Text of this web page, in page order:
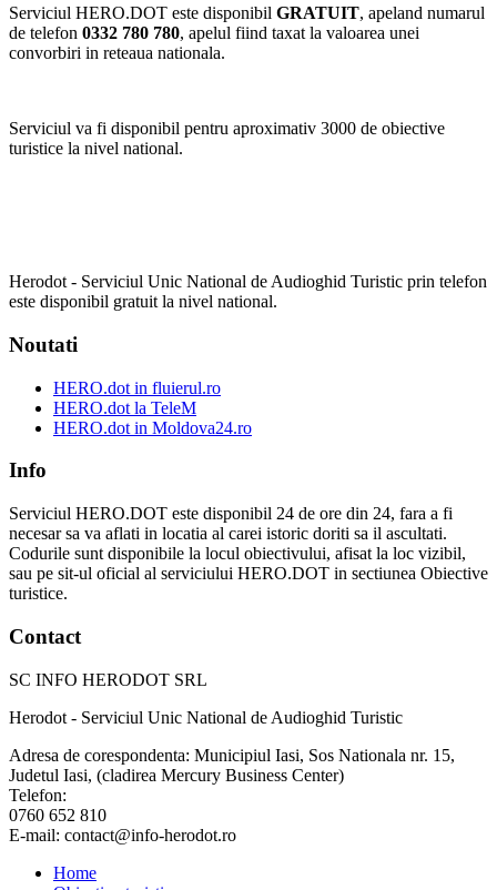
Serviciul HERO.DOT este disponibil GRATUIT, apeland numarul
de telefon 0332 780 780, apelul fiind taxat la valoarea unei
convorbiri in reteaua nationala.
Serviciul va fi disponibil pentru aproximativ 3000 de obiective
turistice la nivel national.
Herodot - Serviciul Unic National de Audioghid Turistic prin telefon
este disponibil gratuit la nivel national.
Noutati
HERO.dot in fluierul.ro
HERO.dot la TeleM
HERO.dot in Moldova24.ro
Info
Serviciul HERO.DOT este disponibil 24 de ore din 24, fara a fi
necesar sa va aflati in locatia al carei istoric doriti sa il ascultati.
Codurile sunt disponibile la locul obiectivului, afisat la loc vizibil,
sau pe sit-ul oficial al serviciului HERO.DOT in sectiunea Obiective
turistice.
Contact
SC INFO HERODOT SRL
Herodot - Serviciul Unic National de Audioghid Turistic
Adresa de corespondenta: Municipiul Iasi, Sos Nationala nr. 15,
Judetul Iasi, (cladirea Mercury Business Center)
Telefon:
0760 652 810
E-mail: contact@info-herodot.ro
Home